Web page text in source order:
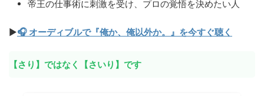
帝王の仕事術に刺激を受け、プロの覚悟を決めたい人
▶🎧 オーディブルで『俺か、俺以外か。』を今すぐ聴く
【さり】ではなく【さいり】です